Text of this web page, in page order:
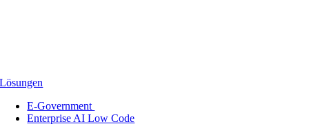
Lösungen
E-Government
Enterprise AI Low Code